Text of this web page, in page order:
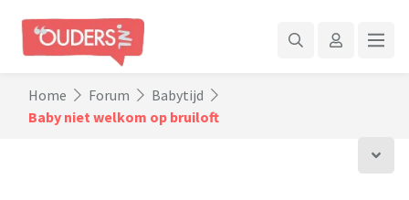
Home Forum
Babytijd
Baby niet welkom op bruiloft